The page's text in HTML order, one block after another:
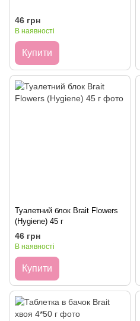
46 грн
В наявності
Купити
Туалетний блок Brait Flowers
(Hygiene) 45 г
46 грн
В наявності
Купити